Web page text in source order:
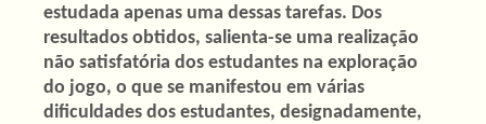
estudada apenas uma dessas tarefas. Dos
resultados obtidos, salienta-se uma realização
não satisfatória dos estudantes na exploração
do jogo, o que se manifestou em várias
dificuldades dos estudantes, designadamente,